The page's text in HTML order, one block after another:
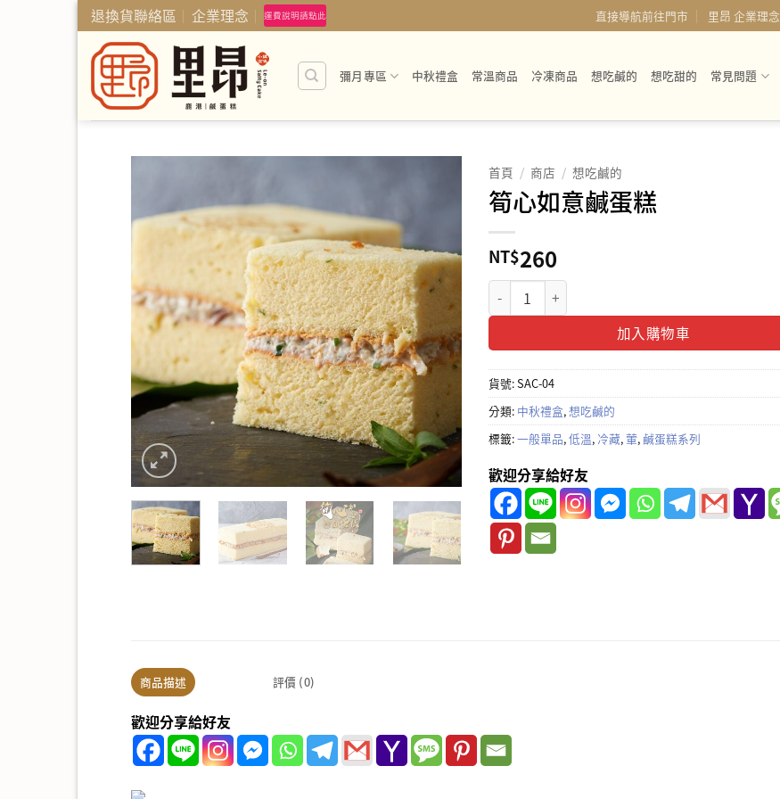
Skip
to
content
退換貨聯絡區 企業理念 運費說明請點此 直接導航前往門市 里昂 企業理念
彌月專區 中秋禮盒 常溫商品 冷凍商品 想吃鹹的 想吃甜的 常見問題
首頁 / 商店 / 想吃鹹的
筍心如意鹹蛋糕
NT$260
筍心如意鹹蛋糕 數量
加入購物車
貨號:SAC-04
分類: 中秋禮盒,想吃鹹的
標籤:一般單品,低溫, 冷藏,葷, 鹹蛋糕系列
歡迎分享給好友
商品描述 評價 (0)
歡迎分享給好友